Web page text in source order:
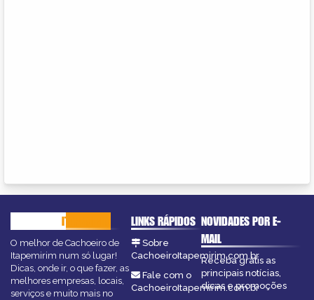
ITAPEMIRIM
O melhor de Cachoeiro de
Itapemirim num só lugar!
Dicas, onde ir, o que fazer, as
melhores empresas, locais,
serviços e muito mais no
LINKS RÁPIDOS
Sobre
CachoeiroItapemirim.com.br
Fale com o
CachoeiroItapemirim.com.br
NOVIDADES POR E-
MAIL
Receba grátis as
principais notícias,
dicas e promoções